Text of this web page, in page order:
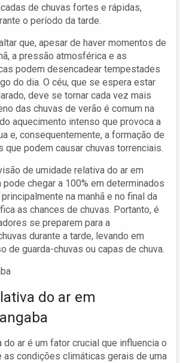
de chuvas fortes e rápidas,
o período da tarde.
que, apesar de haver momentos de
a pressão atmosférica e as
podem desencadear tempestades
do dia. O céu, que se espera estar
deve se tornar cada vez mais
das chuvas de verão é comum na
aquecimento intenso que provoca a
e, consequentemente, a formação de
que podem causar chuvas torrenciais.
de umidade relativa do ar em
pode chegar a 100% em determinados
na manhã e no final da
as chances de chuvas. Portanto, é
se preparem para a
durante a tarde, levando em
de guarda-chuvas ou capas de chuva.
do ar em
do ar é um fator crucial que influencia o
condições climáticas gerais de uma